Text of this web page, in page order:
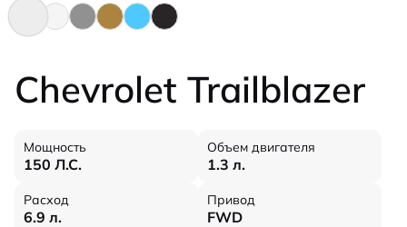
Chevrolet Trailblazer
Мощность
150 Л.С.
Объем двигателя
1.3 л.
Расход
6.9 л.
Привод
FWD